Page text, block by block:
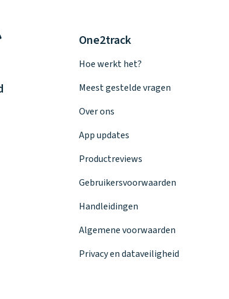
One2track
Hoe werkt het?
Meest gestelde vragen
Over ons
App updates
Productreviews
Gebruikersvoorwaarden
Handleidingen
Algemene voorwaarden
Privacy en dataveiligheid